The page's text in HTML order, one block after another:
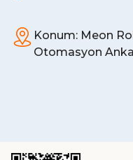
Konum: Meon
Otomasyon